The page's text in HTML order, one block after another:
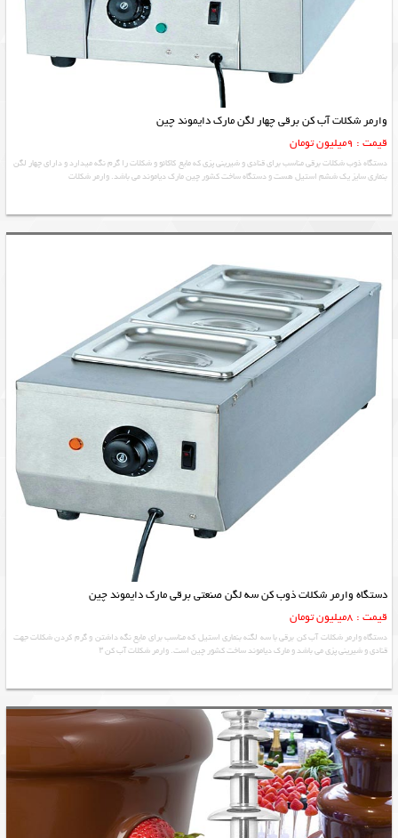
وارمر شکلات آب کن برقی چهار لگن مارک دایموند چین
قیمت : 9میلیون تومان
دستگاه ذوب شکلات برقی مناسب برای قنادی و شیرینی پزی که مایع کاکائو و شکلات را گرم نگه میدارد و دارای چهار لگن
بنماری سایز یک ششم استیل هست و دستگاه ساخت کشور چین مارک دیاموند می باشد. وارمر شکلات
دستگاه وارمر شکلات ذوب کن سه لگن صنعتی برقی مارک دایموند چین
قیمت : 8میلیون تومان
دستگاه وارمر شکلات آب کن برقی با سه لگنه بنماری استیل که مناسب برای مایع نگه داشتن و گرم کردن شکلات جهت
قنادی و شیرینی پزی می باشد و مارک دیاموند ساخت کشور چین است. وارمر شکلات آب کن ۳